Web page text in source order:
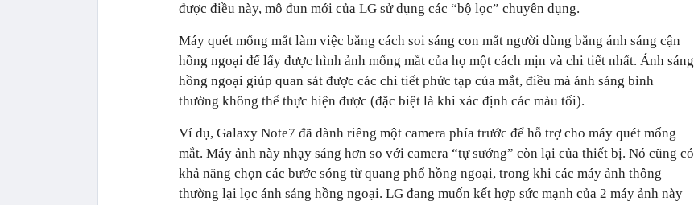
được điều này, mô đun mới của LG sử dụng các “bộ lọc” chuyên dụng.
Máy quét mống mắt làm việc bằng cách soi sáng con mắt người dùng bằng ánh sáng cận
hồng ngoại để lấy được hình ảnh mống mắt của họ một cách mịn và chi tiết nhất. Ánh sáng
hồng ngoại giúp quan sát được các chi tiết phức tạp của mắt, điều mà ánh sáng bình
thường không thể thực hiện được (đặc biệt là khi xác định các màu tối).
Ví dụ, Galaxy Note7 đã dành riêng một camera phía trước để hỗ trợ cho máy quét mống
mắt. Máy ảnh này nhạy sáng hơn so với camera “tự sướng” còn lại của thiết bị. Nó cũng có
khả năng chọn các bước sóng từ quang phổ hồng ngoại, trong khi các máy ảnh thông
thường lại lọc ánh sáng hồng ngoại. LG đang muốn kết hợp sức mạnh của 2 máy ảnh này